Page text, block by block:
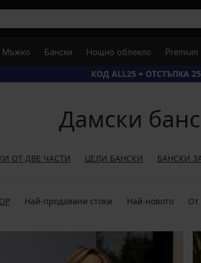
Мъжко Бански Нощно облекло Premium
КОД ALL25 = ОТСТЪПКА
Дамски
ОТ ДВЕ ЧАСТИ ЦЕЛИ БАНСКИ БАНСКИ
Най-продавани стоки Най-новото От